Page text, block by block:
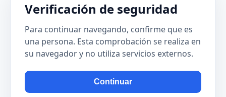
Verificación de seguridad
Para continuar navegando, confirme que es
una persona. Esta comprobación se realiza en
su navegador y no utiliza servicios externos.
Continuar